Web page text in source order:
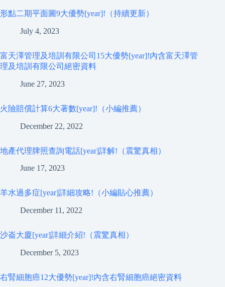
形點二期平面圖9大優勢[year]!（持續更新）
July 4, 2023
富天澤管理及培訓有限公司15大優勢[year]!內含富天澤管
理及培訓有限公司絕密資料
June 27, 2023
火險賠償計算6大著數[year]!（小編推薦）
December 22, 2022
地產代理牌照查詢電話[year]詳解!（震驚真相）
June 17, 2023
羊水過多症[year]詳細攻略!（小編貼心推薦）
December 11, 2022
沙崙大廈[year]詳細介紹!（震驚真相）
December 5, 2023
右腎細胞癌12大優勢[year]!內含右腎細胞癌絕密資料